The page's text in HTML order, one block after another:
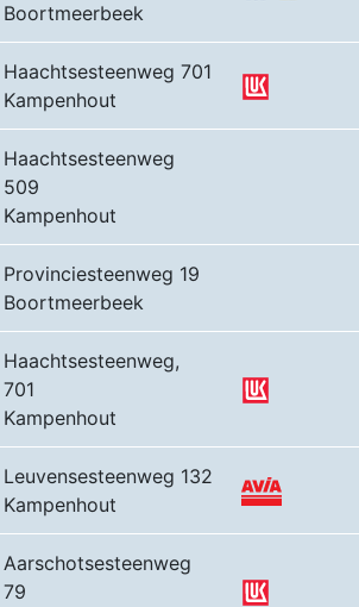
Boortmeerbeek
Haachtsesteenweg 701
Kampenhout
Haachtsesteenweg
509
Kampenhout
Provinciesteenweg 19
Boortmeerbeek
Haachtsesteenweg,
701
Kampenhout
Leuvensesteenweg 132
Kampenhout
Aarschotsesteenweg
79